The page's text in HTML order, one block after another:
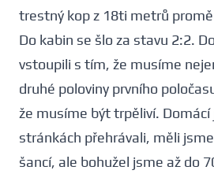
trestný kop z 18ti metrů
Do kabin se šlo za stavu 2:2.
vstoupili s tím, že musíme
druhé poloviny prvního
že musíme být trpěliví. Domácí
stránkách přehrávali, měli
šancí, ale bohužel jsme až do